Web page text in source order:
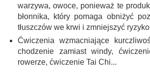
warzywa, owoce, ponieważ te
błonnika, który pomaga obniżyć
tłuszczów we krwi i zmniejszyć
Ćwiczenia wzmacniające
chodzenie zamiast windy,
rowerze, ćwiczenie Tai Chi...